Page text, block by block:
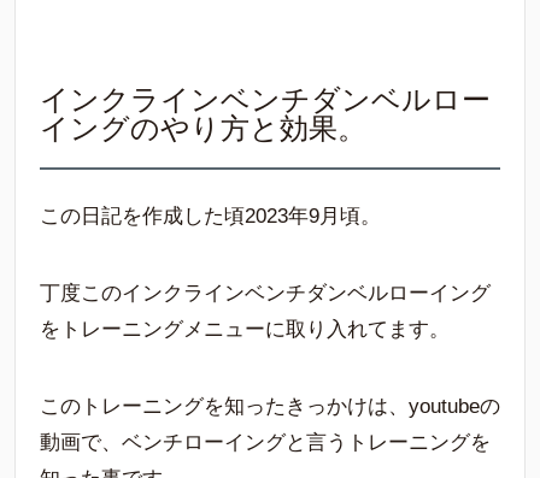
インクラインベンチダンベルロー
イングのやり方と効果。
この日記を作成した頃2023年9月頃。
丁度このインクラインベンチダンベルローイング
をトレーニングメニューに取り入れてます。
このトレーニングを知ったきっかけは、youtubeの
動画で、ベンチローイングと言うトレーニングを